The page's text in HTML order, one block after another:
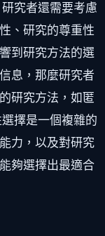
究者還需要考慮
、研究的尊重性
到研究方法的選
息，那麼研究者
研究方法，如匿
擇是一個複雜的
力，以及對研究
夠選擇出最適合